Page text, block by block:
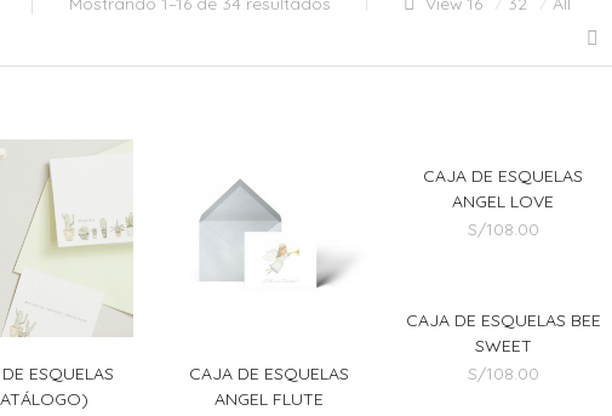
ESQUELAS
CAJA DE ESQUELAS
ANGEL FLUTE
CAJA DE ESQUELAS
ANGEL LOVE
S/108.00
CAJA DE ESQUELAS BEE
SWEET
S/108.00